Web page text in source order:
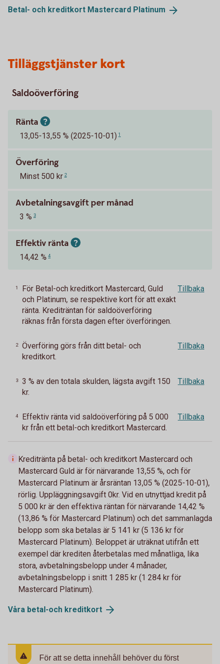
Betal- och kreditkort Mastercard Platinum
Tilläggstjänster kort
Saldoöverföring
Ränta
13,05-13,55 % (2025-10-01) 1
Överföring
Minst 500 kr 2
Avbetalningsavgift per månad
3 % 3
Effektiv ränta
14,42 % 4
1
För Betal-och kreditkort Mastercard, Guld
och Platinum, se respektive kort för att exakt
ränta. Krediträntan för saldoöverföring
räknas från första dagen efter överföringen.
Tillbaka
2
Överföring görs från ditt betal- och
kreditkort.
Tillbaka
3
3 % av den totala skulden, lägsta avgift 150
kr.
Tillbaka
4
Effektiv ränta vid saldoöverföring på 5 000
kr från ett betal-och kreditkort Mastercard.
Tillbaka
Kreditränta på betal- och kreditkort Mastercard och
Mastercard Guld är för närvarande 13,55 %, och för
Mastercard Platinum är årsräntan 13,05 % (2025-10-01),
rörlig. Uppläggningsavgift 0kr. Vid en utnyttjad kredit på
5 000 kr är den effektiva räntan för närvarande 14,42 %
(13,86 % för Mastercard Platinum) och det sammanlagda
belopp som ska betalas är 5 141 kr (5 136 kr för
Mastercard Platinum). Beloppet är uträknat utifrån ett
exempel där krediten återbetalas med månatliga, lika
stora, avbetalningsbelopp under 4 månader,
avbetalningsbelopp i snitt 1 285 kr (1 284 kr för
Mastercard Platinum).
Våra betal-och kreditkort
För att se detta innehåll behöver du först